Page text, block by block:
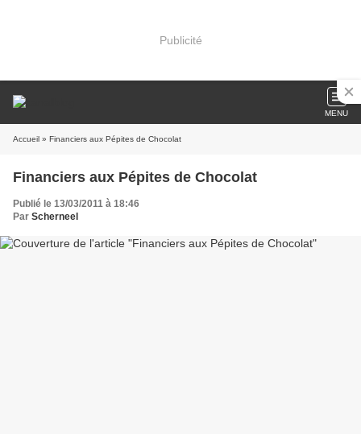
Publicité
MENU
Accueil » Financiers aux Pépites de Chocolat
Financiers aux Pépites de Chocolat
Publié le 13/03/2011 à 18:46
Par Scherneel